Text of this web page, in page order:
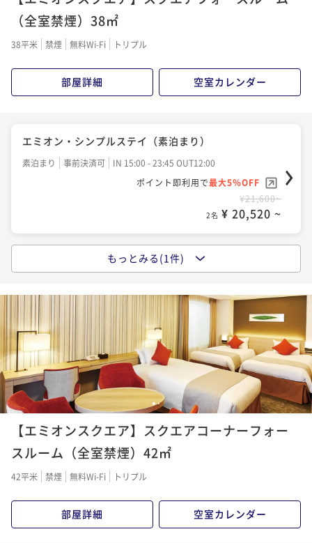
（全室禁煙）38㎡
38平米 禁煙 無料Wi-Fi トリプル
部屋詳細 空室カレンダー
エミオン・シンプルステイ（素泊まり）
素泊まり 事前決済可
IN 15:00 - 23:45 OUT12:00
ポイント即利用で最大5％OFF
¥21,600~
2名 ¥ 20,520 ~
エミオン・シンプルステイ（朝食付き）
ポイント即利用で最大5％OFF
¥26,200~
2名 ¥ 24,890 ~
もっとみる(1件)
12
【エミオンスクエア】スクエアコーナーフォー
スルーム（全室禁煙）42㎡
42平米 禁煙 無料Wi-Fi トリプル
部屋詳細 空室カレンダー